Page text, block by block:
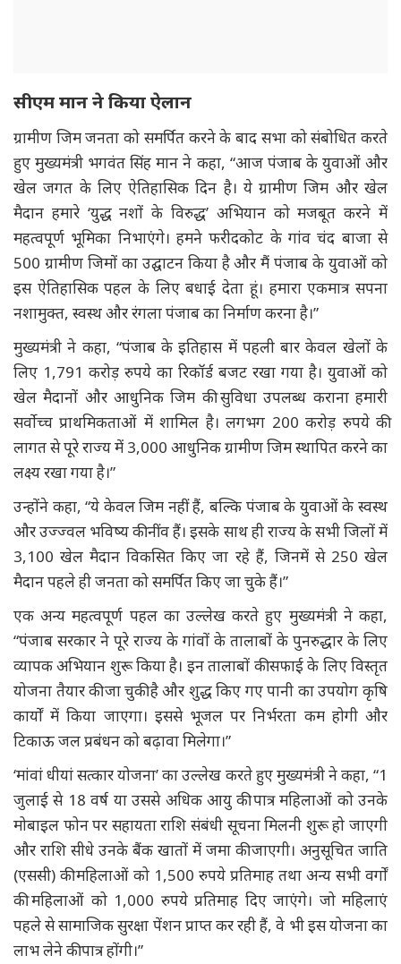
सीएम मान ने किया ऐलान
ग्रामीण जिम जनता को समर्पित करने के बाद सभा को संबोधित करते
हुए मुख्यमंत्री भगवंत सिंह मान ने कहा, “आज पंजाब के युवाओं और
खेल जगत के लिए ऐतिहासिक दिन है। ये ग्रामीण जिम और खेल
मैदान हमारे ‘युद्ध नशों के विरुद्ध’ अभियान को मजबूत करने में
महत्वपूर्ण भूमिका निभाएंगे। हमने फरीदकोट के गांव चंद बाजा से
500 ग्रामीण जिमों का उद्घाटन किया है और मैं पंजाब के युवाओं को
इस ऐतिहासिक पहल के लिए बधाई देता हूं। हमारा एकमात्र सपना
नशामुक्त, स्वस्थ और रंगला पंजाब का निर्माण करना है।”
मुख्यमंत्री ने कहा, “पंजाब के इतिहास में पहली बार केवल खेलों के
लिए 1,791 करोड़ रुपये का रिकॉर्ड बजट रखा गया है। युवाओं को
खेल मैदानों और आधुनिक जिम की सुविधा उपलब्ध कराना हमारी
सर्वोच्च प्राथमिकताओं में शामिल है। लगभग 200 करोड़ रुपये की
लागत से पूरे राज्य में 3,000 आधुनिक ग्रामीण जिम स्थापित करने का
लक्ष्य रखा गया है।”
उन्होंने कहा, “ये केवल जिम नहीं हैं, बल्कि पंजाब के युवाओं के स्वस्थ
और उज्ज्वल भविष्य की नींव हैं। इसके साथ ही राज्य के सभी जिलों में
3,100 खेल मैदान विकसित किए जा रहे हैं, जिनमें से 250 खेल
मैदान पहले ही जनता को समर्पित किए जा चुके हैं।”
एक अन्य महत्वपूर्ण पहल का उल्लेख करते हुए मुख्यमंत्री ने कहा,
“पंजाब सरकार ने पूरे राज्य के गांवों के तालाबों के पुनरुद्धार के लिए
व्यापक अभियान शुरू किया है। इन तालाबों की सफाई के लिए विस्तृत
योजना तैयार की जा चुकी है और शुद्ध किए गए पानी का उपयोग कृषि
कार्यों में किया जाएगा। इससे भूजल पर निर्भरता कम होगी और
टिकाऊ जल प्रबंधन को बढ़ावा मिलेगा।”
‘मांवां धीयां सत्कार योजना’ का उल्लेख करते हुए मुख्यमंत्री ने कहा, “1
जुलाई से 18 वर्ष या उससे अधिक आयु की पात्र महिलाओं को उनके
मोबाइल फोन पर सहायता राशि संबंधी सूचना मिलनी शुरू हो जाएगी
और राशि सीधे उनके बैंक खातों में जमा की जाएगी। अनुसूचित जाति
(एससी) की महिलाओं को 1,500 रुपये प्रतिमाह तथा अन्य सभी वर्गों
की महिलाओं को 1,000 रुपये प्रतिमाह दिए जाएंगे। जो महिलाएं
पहले से सामाजिक सुरक्षा पेंशन प्राप्त कर रही हैं, वे भी इस योजना का
लाभ लेने की पात्र होंगी।”